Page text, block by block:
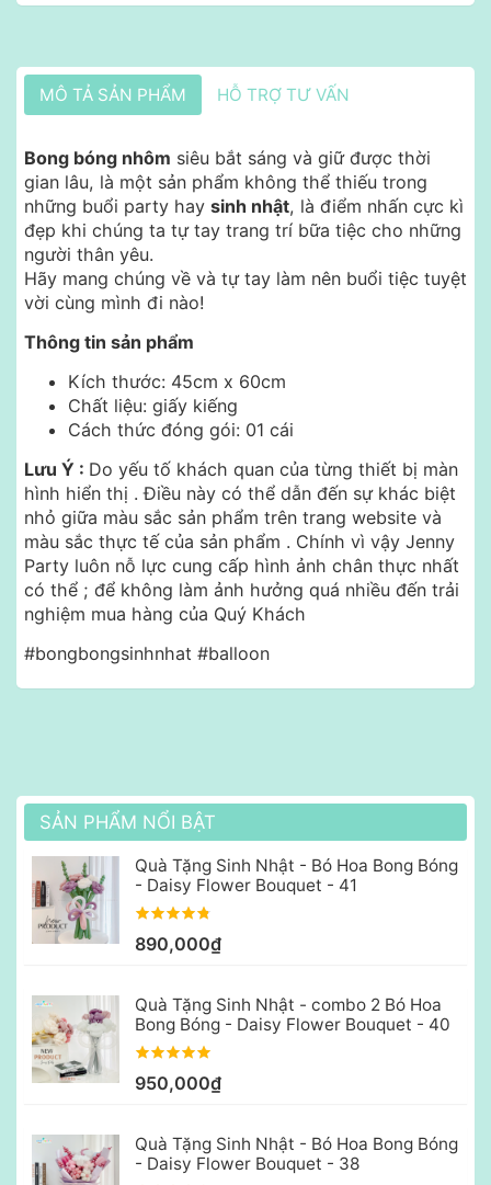
MÔ TẢ SẢN PHẨM HỖ TRỢ TƯ VẤN
Bong bóng nhôm siêu bắt sáng và giữ được thời
gian lâu, là một sản phẩm không thể thiếu trong
những buổi party hay sinh nhật, là điểm nhấn cực kì
đẹp khi chúng ta tự tay trang trí bữa tiệc cho những
người thân yêu.
Hãy mang chúng về và tự tay làm nên buổi tiệc tuyệt
vời cùng mình đi nào!
Thông tin sản phẩm
Kích thước: 45cm x 60cm
Chất liệu: giấy kiếng
Cách thức đóng gói: 01 cái
Lưu Ý : Do yếu tố khách quan của từng thiết bị màn
hình hiển thị . Điều này có thể dẫn đến sự khác biệt
nhỏ giữa màu sắc sản phẩm trên trang website và
màu sắc thực tế của sản phẩm . Chính vì vậy Jenny
Party luôn nỗ lực cung cấp hình ảnh chân thực nhất
có thể ; để không làm ảnh hưởng quá nhiều đến trải
nghiệm mua hàng của Quý Khách
#bongbongsinhnhat #balloon
SẢN PHẨM NỔI BẬT
Quà Tặng Sinh Nhật - Bó Hoa Bong Bóng
- Daisy Flower Bouquet - 41
890,000₫
Quà Tặng Sinh Nhật - combo 2 Bó Hoa
Bong Bóng - Daisy Flower Bouquet - 40
950,000₫
Quà Tặng Sinh Nhật - Bó Hoa Bong Bóng
- Daisy Flower Bouquet - 38